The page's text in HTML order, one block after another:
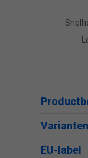
Varianten
EU-label